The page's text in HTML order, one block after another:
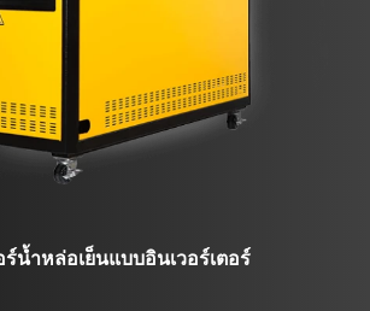
ร์น้ำหล่อเย็นแบบอินเวอร์เตอร์